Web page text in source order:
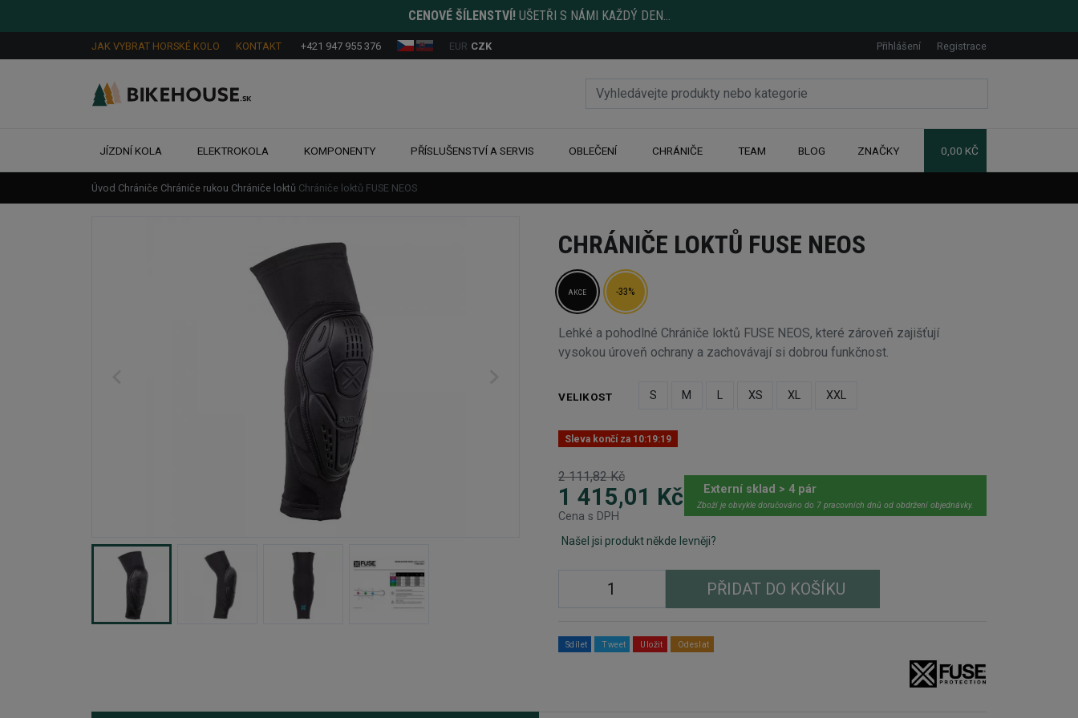
CENOVÉ ŠÍLENSTVÍ! UŠETŘI S NÁMI KAŽDÝ DEN...
JAK VYBRAT HORSKÉ KOLO KONTAKT +421 947 955 376 EUR CZK Přihlášení Registrace
JÍZDNÍ KOLA ELEKTROKOLA KOMPONENTY PŘÍSLUŠENSTVÍ A SERVIS OBLEČENÍ CHRÁNIČE TEAM BLOG ZNAČKY 0,00 KČ
Úvod Chrániče Chrániče rukou Chrániče loktů Chrániče loktů FUSE NEOS
CHRÁNIČE LOKTŮ FUSE NEOS
AKCE -33%
Lehké a pohodlné Chrániče loktů FUSE NEOS, které zároveň zajišťují
vysokou úroveň ochrany a zachovávají si dobrou funkčnost.
VELIKOST S M L XS XL XXL
Sleva končí za 10:19:19
2 111,82 Kč
1 415,01 Kč
Cena s DPH
Externí sklad > 4 pár
Zboží je obvykle doručováno do 7 pracovních dnů od obdržení objednávky.
Našel jsi produkt někde levněji?
PŘIDAT DO KOŠÍKU
Sdílet Tweet Uložit Odeslat